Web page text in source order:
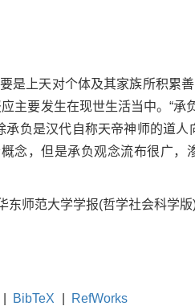
是上天对个体及其家族所积累
主要发生在现世生活当中。“承
负是汉代自称天帝神师的道人
念，但是承负观念流布很广，
师范大学学报(哲学社会科学版
BibTeX RefWorks